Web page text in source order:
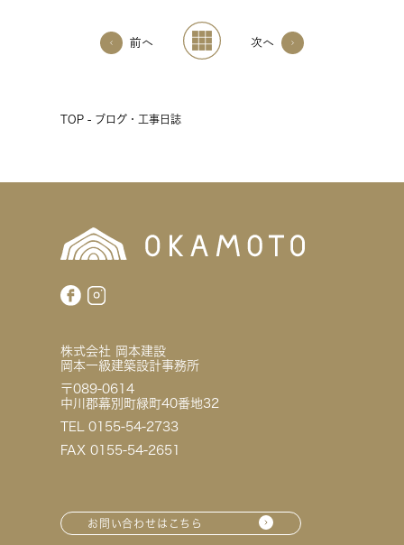
前へ 次へ
TOP - ブログ・工事日誌
株式会社 岡本建設
岡本一級建築設計事務所
〒089-0614
中川郡幕別町緑町40番地32
TEL 0155-54-2733
FAX 0155-54-2651
お問い合わせはこちら